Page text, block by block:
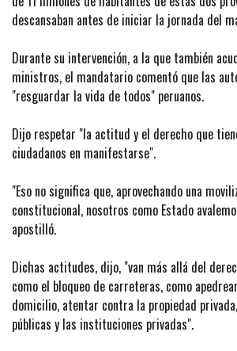
descansaban antes de iniciar la jornada del
Durante su intervención, a la que también
ministros, el mandatario comentó que las
"resguardar la vida de todos" peruanos.
Dijo respetar "la actitud y el derecho que
ciudadanos en manifestarse".
"Eso no significa que, aprovechando una
constitucional, nosotros como Estado
apostilló.
Dichas actitudes, dijo, "van más allá del
como el bloqueo de carreteras, como
domicilio, atentar contra la propiedad
públicas y las instituciones privadas".